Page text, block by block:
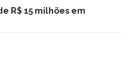
R$ 15 milhões em